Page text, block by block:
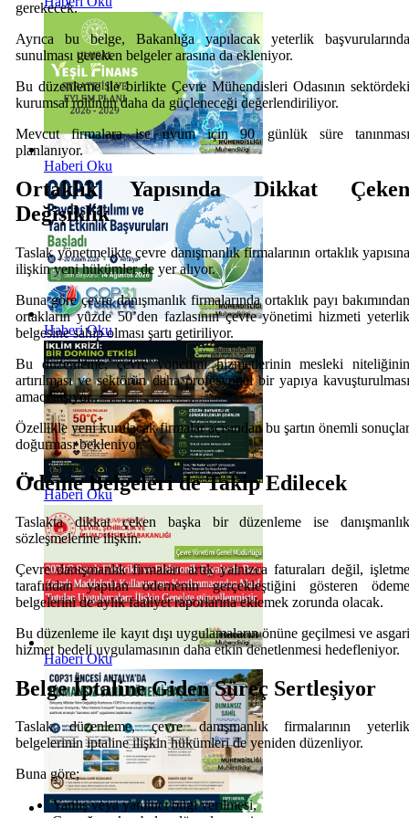
Haberi Oku
Haberi Oku
Haberi Oku
Haberi Oku
gerekecek.
Ayrıca bu belge, Bakanlığa yapılacak yeterlik
sunulması gereken belgeler arasına da ekleniyor.
Bu düzenleme ile birlikte Çevre Mühendisleri Odasının
kurumsal rolünün daha da güçleneceği değerlendiriliyor.
Mevcut firmalara ise uyum için 90 günlük süre
planlanıyor.
Ortaklık Yapısında Dikkat
Değişiklik
Taslak yönetmelikte çevre danışmanlık firmalarının ortaklık
ilişkin yeni hükümler de yer alıyor.
Buna göre çevre danışmanlık firmalarında ortaklık payı
ortakların yüzde 50’den fazlasının çevre yönetimi hizmeti
belgesine sahip olması şartı getiriliyor.
Bu düzenleme, çevre yönetimi hizmetlerinin mesleki
artırılması ve sektörün daha profesyonel bir yapıya
amacı taşıyor.
Özellikle yeni kurulacak firmalar açısından bu şartın önemli
doğurması bekleniyor.
Ödeme Belgeleri de Takip Edilecek
Taslakta dikkat çeken başka bir düzenleme ise
sözleşmelerine ilişkin.
Çevre danışmanlık firmaları artık yalnızca faturaları değil,
tarafından yapılan ödemenin gerçekleştiğini gösteren
belgelerini de aylık faaliyet raporlarına eklemek zorunda olacak.
Bu düzenleme ile kayıt dışı uygulamaların önüne geçilmesi ve
hizmet bedeli uygulamasının daha etkin denetlenmesi hedefleniyor.
Belge İptaline Giden Süreç Sertleşiyor
Taslak düzenleme, çevre danışmanlık firmalarının
belgelerinin iptaline ilişkin hükümleri de yeniden düzenliyor.
Buna göre;
Yanlış veya yanıltıcı bilgi verilmesi,